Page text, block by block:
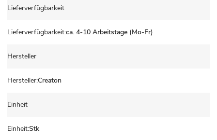
Daten
Lieferverfügbarkeit
ca. 4-10 Arbeitstage (Mo-Fr)
Hersteller
Creaton
Einheit
Stk